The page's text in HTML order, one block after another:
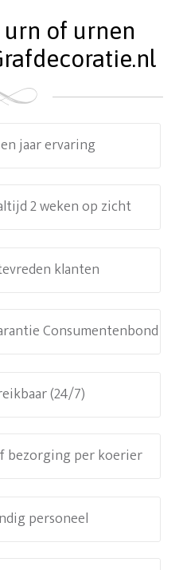
of urnen
jaar ervaring
2 weken op zicht
klanten
Consumentenbond
(24/7)
bezorging per koerier
personeel